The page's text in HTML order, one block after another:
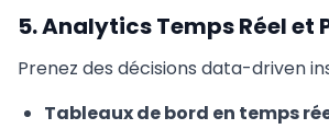
5. Analytics Temps Réel et
Prenez des décisions data-driven
Tableaux de bord en temps